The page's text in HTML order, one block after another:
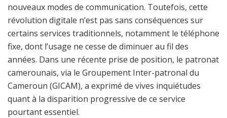
nouveaux modes de communication. Toutefois, cette
révolution digitale n’est pas sans conséquences sur
certains services traditionnels, notamment le téléphone
fixe, dont l’usage ne cesse de diminuer au fil des
années. Dans une récente prise de position, le patronat
camerounais, via le Groupement Inter-patronal du
Cameroun (GICAM), a exprimé de vives inquiétudes
quant à la disparition progressive de ce service
pourtant essentiel.